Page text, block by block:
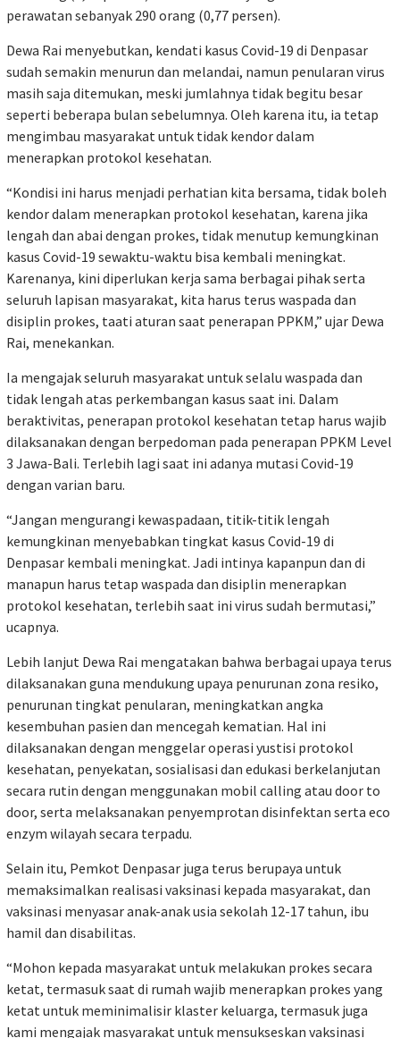
perawatan sebanyak 290 orang (0,77 persen).
Dewa Rai menyebutkan, kendati kasus Covid-19 di Denpasar
sudah semakin menurun dan melandai, namun penularan virus
masih saja ditemukan, meski jumlahnya tidak begitu besar
seperti beberapa bulan sebelumnya. Oleh karena itu, ia tetap
mengimbau masyarakat untuk tidak kendor dalam
menerapkan protokol kesehatan.
“Kondisi ini harus menjadi perhatian kita bersama, tidak boleh
kendor dalam menerapkan protokol kesehatan, karena jika
lengah dan abai dengan prokes, tidak menutup kemungkinan
kasus Covid-19 sewaktu-waktu bisa kembali meningkat.
Karenanya, kini diperlukan kerja sama berbagai pihak serta
seluruh lapisan masyarakat, kita harus terus waspada dan
disiplin prokes, taati aturan saat penerapan PPKM,” ujar Dewa
Rai, menekankan.
Ia mengajak seluruh masyarakat untuk selalu waspada dan
tidak lengah atas perkembangan kasus saat ini. Dalam
beraktivitas, penerapan protokol kesehatan tetap harus wajib
dilaksanakan dengan berpedoman pada penerapan PPKM Level
3 Jawa-Bali. Terlebih lagi saat ini adanya mutasi Covid-19
dengan varian baru.
“Jangan mengurangi kewaspadaan, titik-titik lengah
kemungkinan menyebabkan tingkat kasus Covid-19 di
Denpasar kembali meningkat. Jadi intinya kapanpun dan di
manapun harus tetap waspada dan disiplin menerapkan
protokol kesehatan, terlebih saat ini virus sudah bermutasi,”
ucapnya.
Lebih lanjut Dewa Rai mengatakan bahwa berbagai upaya terus
dilaksanakan guna mendukung upaya penurunan zona resiko,
penurunan tingkat penularan, meningkatkan angka
kesembuhan pasien dan mencegah kematian. Hal ini
dilaksanakan dengan menggelar operasi yustisi protokol
kesehatan, penyekatan, sosialisasi dan edukasi berkelanjutan
secara rutin dengan menggunakan mobil calling atau door to
door, serta melaksanakan penyemprotan disinfektan serta eco
enzym wilayah secara terpadu.
Selain itu, Pemkot Denpasar juga terus berupaya untuk
memaksimalkan realisasi vaksinasi kepada masyarakat, dan
vaksinasi menyasar anak-anak usia sekolah 12-17 tahun, ibu
hamil dan disabilitas.
“Mohon kepada masyarakat untuk melakukan prokes secara
ketat, termasuk saat di rumah wajib menerapkan prokes yang
ketat untuk meminimalisir klaster keluarga, termasuk juga
kami mengajak masyarakat untuk mensukseskan vaksinasi